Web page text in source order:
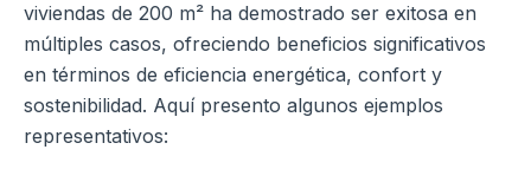
viviendas de 200 m² ha demostrado ser exitosa en
múltiples casos, ofreciendo beneficios significativos
en términos de eficiencia energética, confort y
sostenibilidad. Aquí presento algunos ejemplos
representativos: